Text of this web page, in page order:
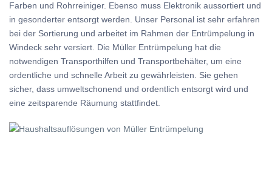
Farben und Rohrreiniger. Ebenso muss Elektronik aussortiert und
in gesonderter entsorgt werden. Unser Personal ist sehr erfahren
bei der Sortierung und arbeitet im Rahmen der Entrümpelung in
Windeck sehr versiert. Die Müller Entrümpelung hat die
notwendigen Transporthilfen und Transportbehälter, um eine
ordentliche und schnelle Arbeit zu gewährleisten. Sie gehen
sicher, dass umweltschonend und ordentlich entsorgt wird und
eine zeitsparende Räumung stattfindet.